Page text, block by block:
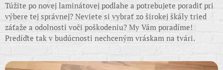
Túžite po novej laminátovej podlahe a potrebujete poradiť pri
výbere tej správnej? Neviete si vybrať zo širokej škály tried
záťaže a odolnosti voči poškodeniu? My Vám poradíme!
Predíďte tak v budúcnosti nechceným vráskam na tvári.